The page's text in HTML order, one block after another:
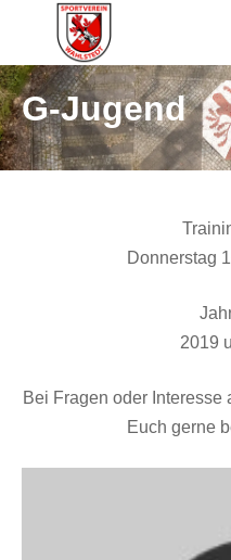
springen
Sportverein
G-Jugend
Donnerstag
2019
Bei Fragen oder
Euch gerne